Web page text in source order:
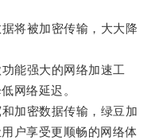
将被加密传输，大大降
能强大的网络加速工
网络延迟。
加密数据传输，绿豆加
户享受更顺畅的网络体